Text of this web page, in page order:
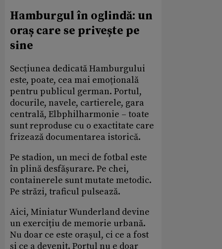
Hamburgul în oglindă: un
oraș care se privește pe
sine
Secțiunea dedicată Hamburgului
este, poate, cea mai emoțională
pentru publicul german. Portul,
docurile, navele, cartierele, gara
centrală, Elbphilharmonie – toate
sunt reproduse cu o exactitate care
frizează documentarea istorică.
Pe stadion, un meci de fotbal este
în plină desfășurare. Pe chei,
containerele sunt mutate metodic.
Pe străzi, traficul pulsează.
Aici, Miniatur Wunderland devine
un exercițiu de memorie urbană.
Nu doar ce este orașul, ci ce a fost
și ce a devenit. Portul nu e doar